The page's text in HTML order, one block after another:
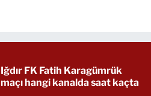
Iğdır FK Fatih Karagümrük
maçı hangi kanalda saat kaçta